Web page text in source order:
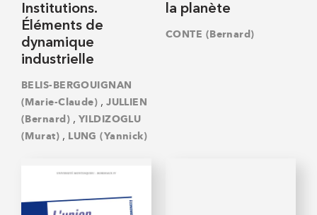
Institutions.
Éléments de
dynamique
industrielle
BELIS-BERGOUIGNAN
(Marie-Claude) ,JULLIEN
(Bernard), YILDIZOGLU
(Murat) , LUNG (Yannick)
la planète
CONTE (Bernard)